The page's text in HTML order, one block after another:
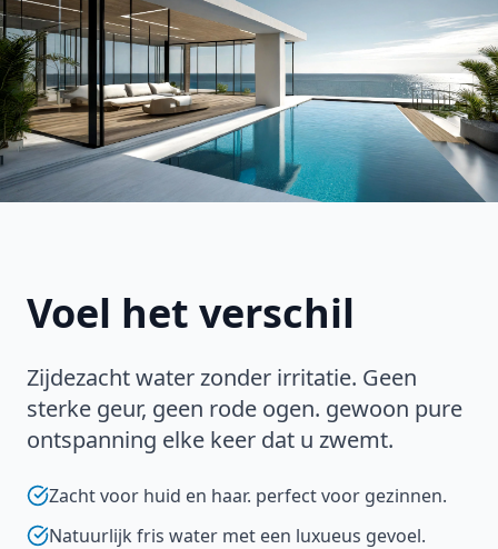
Voel het verschil
Zijdezacht water zonder irritatie. Geen
sterke geur, geen rode ogen. gewoon pure
ontspanning elke keer dat u zwemt.
Zacht voor huid en haar. perfect voor gezinnen.
Natuurlijk fris water met een luxueus gevoel.